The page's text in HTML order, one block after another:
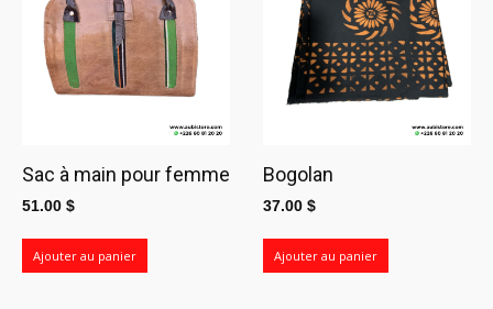
Sac à main pour femme
51.00 $
Ajouter au panier
Bogolan
37.00 $
Ajouter au panier